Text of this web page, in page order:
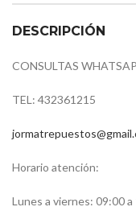
DESCRIPCIÓN
CONSULTAS
TEL: 432361215
Horario atención:
Lunes a viernes: 09:00